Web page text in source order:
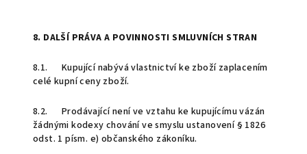
8. DALŠÍ PRÁVA A POVINNOSTI SMLUVNÍCH STRAN
8.1. Kupující nabývá vlastnictví ke zboží zaplacením
celé kupní ceny zboží.
8.2. Prodávající není ve vztahu ke kupujícímu vázán
žádnými kodexy chování ve smyslu ustanovení § 1826
odst. 1 písm. e) občanského zákoníku.